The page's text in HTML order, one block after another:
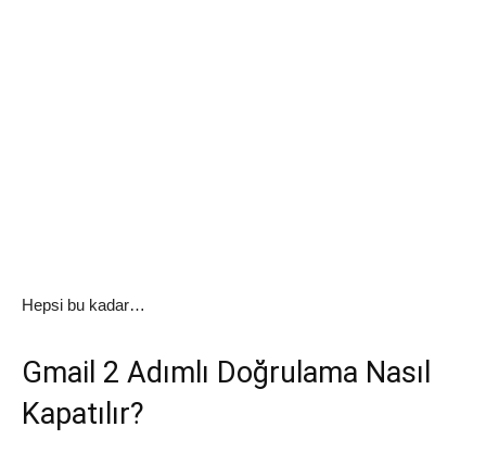
Hepsi bu kadar…
Gmail 2 Adımlı Doğrulama Nasıl
Kapatılır?